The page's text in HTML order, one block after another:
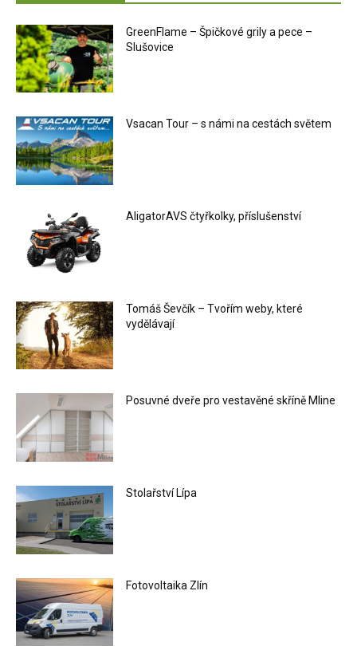
GreenFlame – Špičkové grily a pece –
Slušovice
Vsacan Tour – s námi na cestách světem
AligatorAVS čtyřkolky, příslušenství
Tomáš Ševčík – Tvořím weby, které
vydělávají
Posuvné dveře pro vestavěné skříně Mline
Stolařství Lípa
Fotovoltaika Zlín